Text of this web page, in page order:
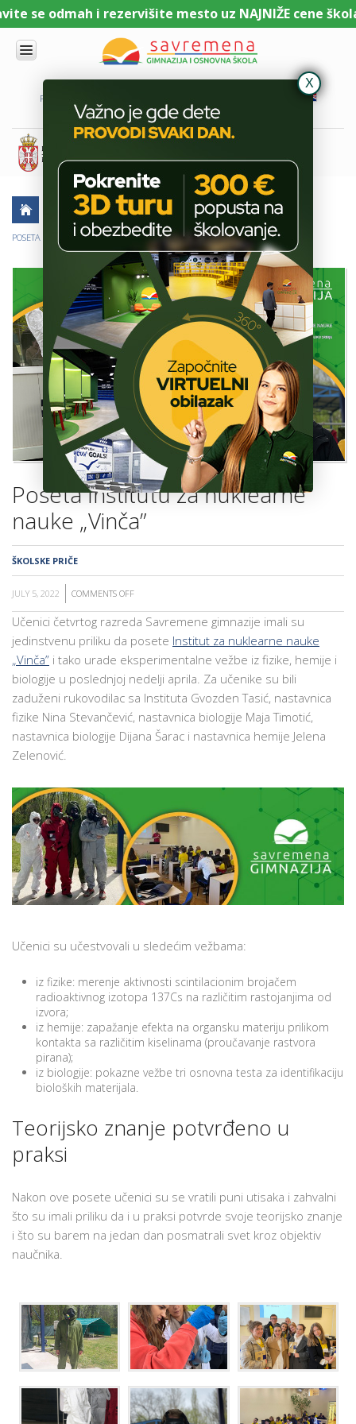
odmah i rezervišite mesto uz NAJNIŽE cene
PORTAL ZA UČENIKE
NAMA
KOMBINOVANI
PROGRAM
NACIONALNI
PROGRAM
PROGRAM
SAVREMENO
OBRAZOVANJE
ERASMUS+
OSNOVNA
ŠKOLA
AKTUELNO ŠKOLSKE PRIČE
POSETA INSTITUTU ZA NUKLEARNE NAUKE „VINČA”
Poseta Institutu za nuklearne
nauke „Vinča”
ŠKOLSKE PRIČE
JULY 5, 2022 COMMENTS OFF
POSETA
NUKLEARNE
NAUKE
Učenici četvrtog razreda Savremene gimnazije imali su
jedinstvenu priliku da posete Institut za nuklearne nauke
„Vinča” i tako urade eksperimentalne vežbe iz fizike, hemije i
biologije u poslednjoj nedelji aprila. Za učenike su bili
zaduženi rukovodilac sa Instituta Gvozden Tasić, nastavnica
fizike Nina Stevančević, nastavnica biologije Maja Timotić,
nastavnica biologije Dijana Šarac i nastavnica hemije Jelena
Zelenović.
Učenici su učestvovali u sledećim vežbama:
iz fizike: merenje aktivnosti scintilacionim brojačem
radioaktivnog izotopa 137Cs na različitim rastojanjima od
izvora;
iz hemije: zapažanje efekta na organsku materiju prilikom
kontakta sa različitim kiselinama (proučavanje rastvora
pirana);
iz biologije: pokazne vežbe tri osnovna testa za identifikaciju
bioloških materijala.
Teorijsko znanje potvrđeno u
praksi
Nakon ove posete učenici su se vratili puni utisaka i zahvalni
što su imali priliku da i u praksi potvrde svoje teorijsko znanje
i što su barem na jedan dan posmatrali svet kroz objektiv
naučnika.